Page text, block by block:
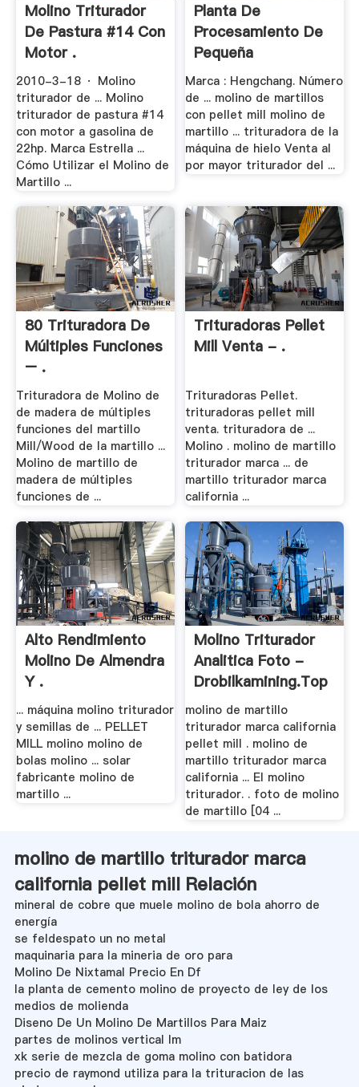
Molino Triturador
De Pastura #14 Con
Motor .
2010-3-18 · Molino
triturador de ... Molino
triturador de pastura #14
con motor a gasolina de
22hp. Marca Estrella ...
Cómo Utilizar el Molino de
Martillo ...
Planta De
Procesamiento De
Pequeña
Trituradora .
Marca : Hengchang. Número
de ... molino de martillos
con pellet mill molino de
martillo ... trituradora de la
máquina de hielo Venta al
por mayor triturador del ...
80 Trituradora De
Múltiples Funciones
– .
Trituradora de Molino de
de madera de múltiples
funciones del martillo
Mill/Wood de la martillo ...
Molino de martillo de
madera de múltiples
funciones de ...
Trituradoras Pellet
Mill Venta - .
Trituradoras Pellet.
trituradoras pellet mill
venta. trituradora de ...
Molino . molino de martillo
triturador marca ... de
martillo triturador marca
california ...
Alto Rendimiento
Molino De Almendra
Y .
... máquina molino triturador
y semillas de ... PELLET
MILL molino molino de
bolas molino ... solar
fabricante molino de
martillo ...
Molino Triturador
Analitica Foto -
Drobilkamining.top
molino de martillo
triturador marca california
pellet mill . molino de
martillo triturador marca
california ... El molino
triturador. . foto de molino
de martillo [04 ...
molino de martillo triturador marca
california pellet mill Relación
mineral de cobre que muele molino de bola ahorro de
energía
se feldespato un no metal
maquinaria para la mineria de oro para
Molino De Nixtamal Precio En Df
la planta de cemento molino de proyecto de ley de los
medios de molienda
Diseno De Un Molino De Martillos Para Maiz
partes de molinos vertical lm
xk serie de mezcla de goma molino con batidora
precio de raymond utiliza para la trituracion de las